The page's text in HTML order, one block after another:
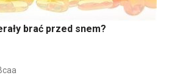
brać przed snem?